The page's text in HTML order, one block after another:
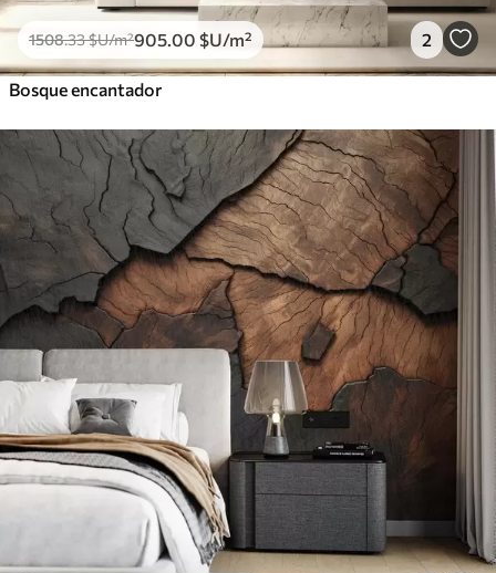
1508.33$U/m²905 .00 $U/m² 2
Bosque encantador